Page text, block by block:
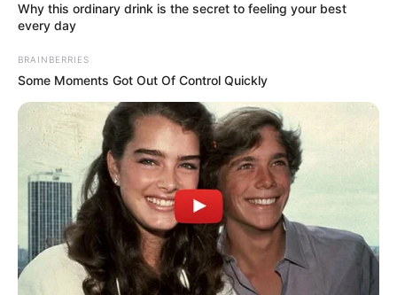
TEMAS DESTACADOS
METRO DE MEDELLÍN
ELECCIONES PRESIDENCIALES
MARINILLA - ANTIOQUIA
EPM
YONDÓ - ANTIOQUIA
RIONEGRO
Why this ordinary drink is the secret to feeling your best
every day
BRAINBERRIES
Some Moments Got Out Of Control Quickly